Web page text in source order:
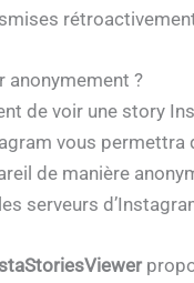
anonymement ?
de voir une story
vous
de manière
serveurs